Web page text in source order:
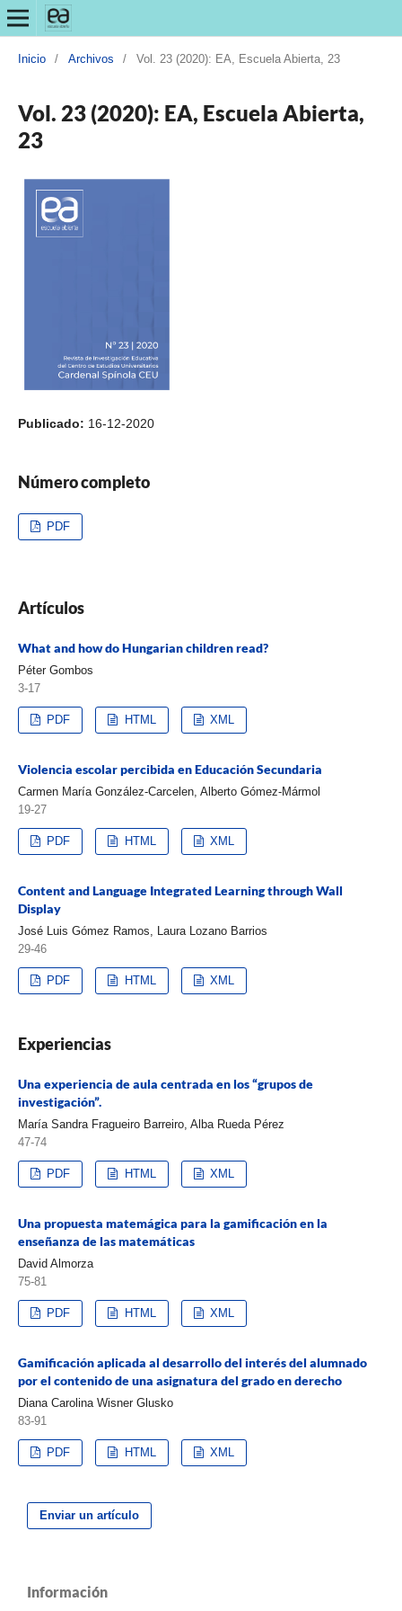
Inicio / Archivos / Vol. 23 (2020): EA, Escuela Abierta, 23
Vol. 23 (2020): EA, Escuela Abierta,
23
Publicado: 16-12-2020
Número completo
PDF
Artículos
What and how do Hungarian children read?
Péter Gombos
3-17
PDF HTML XML
Violencia escolar percibida en Educación Secundaria
Carmen María González-Carcelen, Alberto Gómez-Mármol
19-27
PDF HTML XML
Content and Language Integrated Learning through Wall
Display
José Luis Gómez Ramos, Laura Lozano Barrios
29-46
PDF HTML XML
Experiencias
Una experiencia de aula centrada en los “grupos de
investigación”.
María Sandra Fragueiro Barreiro, Alba Rueda Pérez
47-74
PDF HTML XML
Una propuesta matemágica para la gamificación en la
enseñanza de las matemáticas
David Almorza
75-81
PDF HTML XML
Gamificación aplicada al desarrollo del interés del alumnado
por el contenido de una asignatura del grado en derecho
Diana Carolina Wisner Glusko
83-91
PDF HTML XML
Enviar un artículo
Información